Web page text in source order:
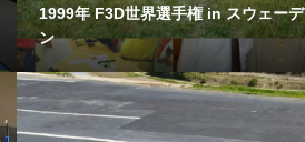
1999年 F3D世界選手権 in スウェーデ
ン